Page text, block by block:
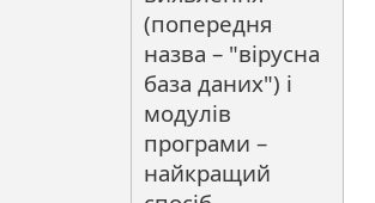
(попередня
назва – "вірусна
база даних") і
модулів
програми –
найкращий